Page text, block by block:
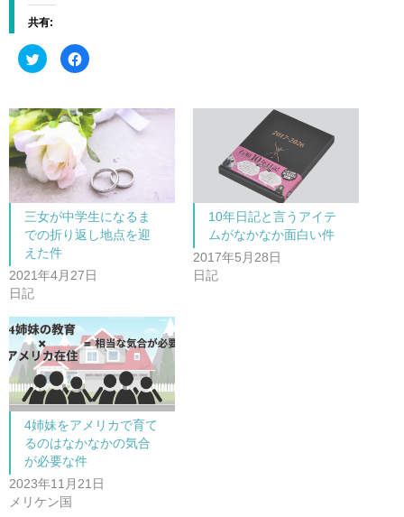
共有:
ク
リ
て
T
w
i
t
t
e
r
で
共
有
(
新
し
い
ウ
ィ
ウ
で
開
き
ま
す
)
F
a
o
o
k
で
共
有
す
る
に
は
ク
リ
ッ
て
く
い
(
新
し
い
ウ
ィ
ン
ド
ウ
で
開
き
ま
す
)
三女が中学生になるま
での折り返し地点を迎
えた件
2021年4月27日
日記
10年日記と言うアイテ
ムがなかなか面白い件
2017年5月28日
日記
4姉妹をアメリカで育て
るのはなかなかの気合
が必要な件
2023年11月21日
メリケン国